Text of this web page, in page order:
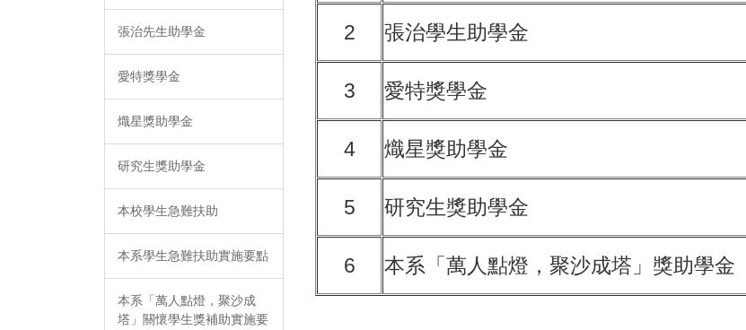
張治先生助學金
愛特獎學金
熾星獎助學金
研究生獎助學金
本校學生急難扶助
本系學生急難扶助實施要點
本系「萬人點燈，聚沙成
塔」關懷學生獎補助實施要
2 張治學生助學金
3 愛特獎學金
4 熾星獎助學金
5 研究生獎助學金
6 本系「萬人點燈，聚沙成塔」獎助學金